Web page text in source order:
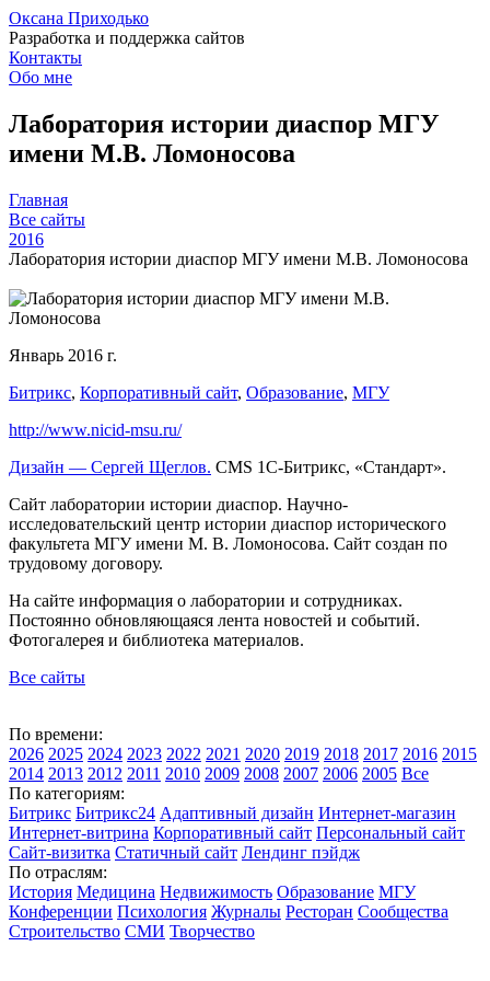
Оксана Приходько
Разработка и поддержка сайтов
Контакты
Обо мне
Лаборатория истории диаспор МГУ
имени М.В. Ломоносова
Главная
Все сайты
2016
Лаборатория истории диаспор МГУ имени М.В. Ломоносова
Январь 2016 г.
Битрикс, Корпоративный сайт, Образование, МГУ
http://www.nicid-msu.ru/
Дизайн — Сергей Щеглов. CMS 1С-Битрикс, «Стандарт».
Сайт лаборатории истории диаспор. Научно-
исследовательский центр истории диаспор исторического
факультета МГУ имени М. В. Ломоносова. Сайт создан по
трудовому договору.
На сайте информация о лаборатории и сотрудниках.
Постоянно обновляющаяся лента новостей и событий.
Фотогалерея и библиотека материалов.
Все сайты
По времени:
2026 2025 2024 2023 2022 2021 2020 2019 2018 2017 2016 2015
2014 2013 2012 2011 2010 2009 2008 2007 2006 2005 Все
По категориям:
Битрикс Битрикс24 Адаптивный дизайн Интернет-магазин
Интернет-витрина Корпоративный сайт Персональный сайт
Сайт-визитка Статичный сайт Лендинг пэйдж
По отраслям:
История Медицина Недвижимость Образование МГУ
Конференции Психология Журналы Ресторан Сообщества
Строительство СМИ Творчество